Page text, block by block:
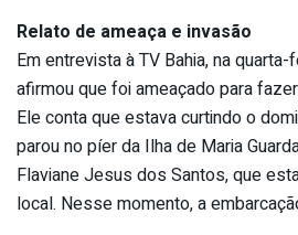
Relato de ameaça e invasão
Em entrevista à TV Bahia, na
afirmou que foi ameaçado para
Ele conta que estava curtindo o
parou no píer da Ilha de Maria
Flaviane Jesus dos Santos, que
local. Nesse momento, a